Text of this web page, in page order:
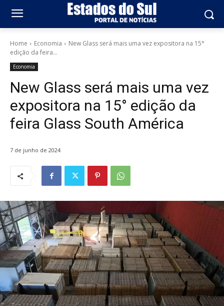
Home Economia
New Glass será mais uma vez expositora na 15°
edição da feira...
Economia
New Glass será mais uma vez
expositora na 15° edição da
feira Glass South América
7 de junho de 2024